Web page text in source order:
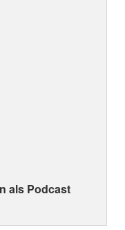
als Podcast